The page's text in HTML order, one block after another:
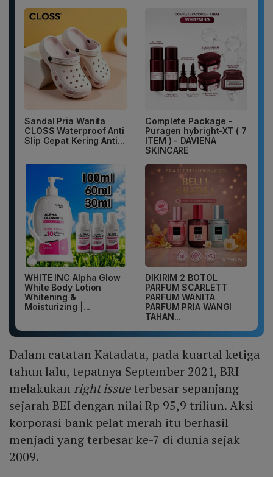
Sandal Pria Wanita
CLOSS Waterproof Anti
Slip Cepat Kering Anti...
Complete Package -
Puragen hybright-XT ( 7
ITEM ) - DAVIENA
SKINCARE
WHITE INC Alpha Glow
White Body Lotion
Whitening &
Moisturizing |...
DIKIRIM 2 BOTOL
PARFUM SCARLETT
PARFUM WANITA
PARFUM PRIA WANGI
TAHAN...
Dalam catatan Katadata, pada kuartal ketiga
tahun lalu, tepatnya September 2021, BRI
melakukan right issueterbesar sepanjang
sejarah BEI dengan nilai Rp 95,9 triliun. Aksi
korporasi bank pelat merah itu berhasil
menjadi yang terbesar ke-7 di dunia sejak
2009.